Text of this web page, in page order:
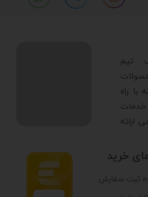
خرید
ثبت سفارش
تیم
با راه
خدمات
ارائه